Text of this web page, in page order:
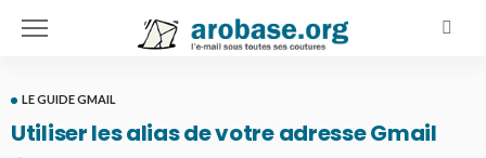
LE GUIDE GMAIL
Utiliser les alias de votre adresse Gmail